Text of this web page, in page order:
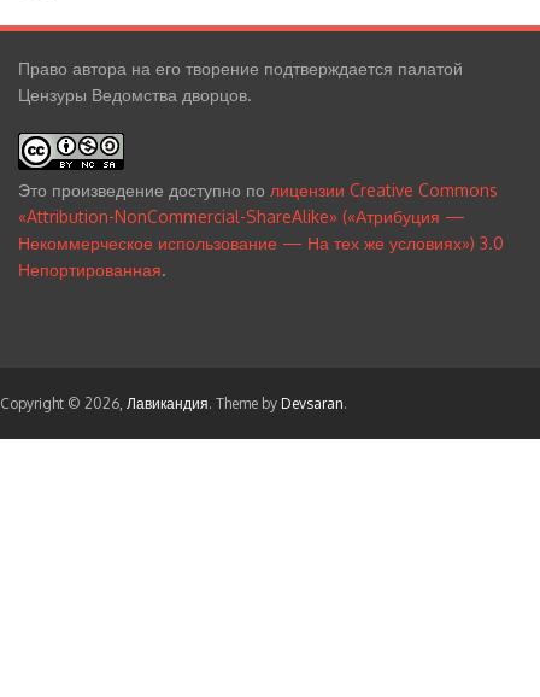
Право автора на его творение подтверждается палатой
Цензуры Ведомства дворцов.
Это произведение доступно по лицензии Creative Commons
«Attribution-NonCommercial-ShareAlike» («Атрибуция —
Некоммерческое использование — На тех же условиях») 3.0
Непортированная.
Copyright © 2026, Лавикандия. Theme by Devsaran.